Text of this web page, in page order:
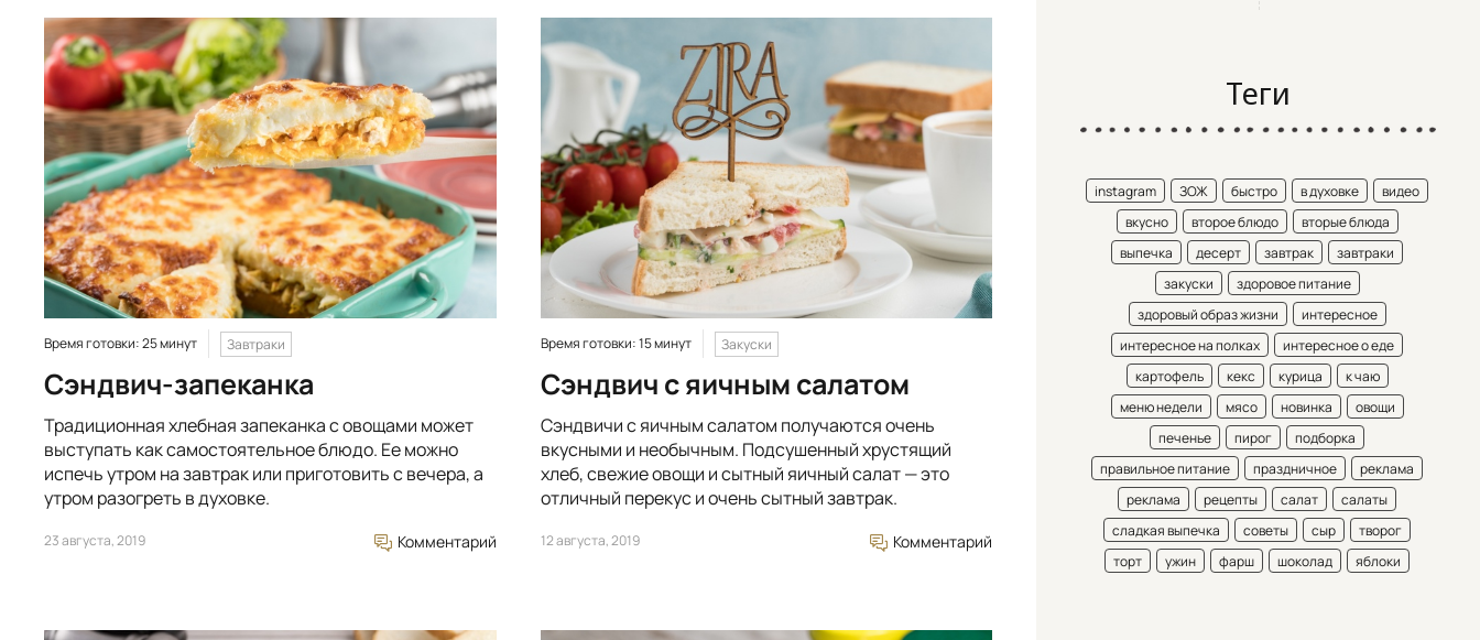
Время готовки: 25 минут Завтраки
Сэндвич-запеканка
Традиционная хлебная запеканка с овощами может
выступать как самостоятельное блюдо. Ее можно
испечь утром на завтрак или приготовить с вечера, а
утром разогреть в духовке.
23 августа, 2019 Комментарий
Время готовки: 15 минут Закуски
Сэндвич с яичным салатом
Сэндвичи с яичным салатом получаются очень
вкусными и необычным. Подсушенный хрустящий
хлеб, свежие овощи и сытный яичный салат — это
отличный перекус и очень сытный завтрак.
12 августа, 2019 Комментарий
Теги
instagram ЗОЖ быстро в духовке
видео
вкусно
второе блюдо
вторые блюда
выпечка
десерт завтрак
завтраки
закуски
здоровое питание
здоровый образ жизни
интересное
интересное на полках
интересное о еде
картофель
кекс курица
к чаю
меню недели
мясо новинка
овощи
печенье
пирог
подборка
правильное питание
праздничное
реклама
реклама
рецепты салат
салаты
сладкая выпечка
советы сыр
творог
торт
ужин фарш шоколад яблоки